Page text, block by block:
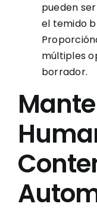
pueden
el temido
múltiples
borrador.